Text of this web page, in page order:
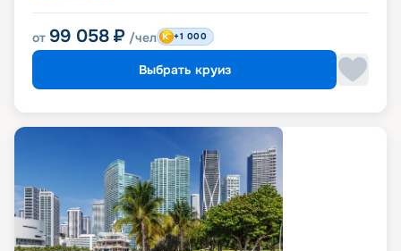
от 99 058 ₽ /чел +1 000
Выбрать круиз